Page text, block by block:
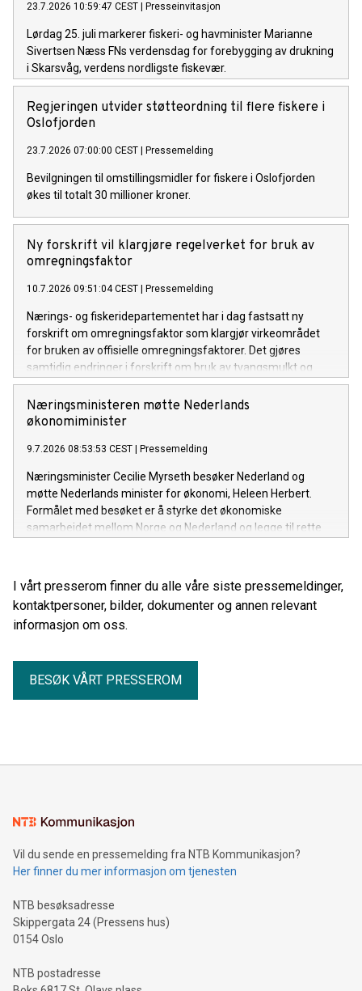
23.7.2026 10:59:47 CEST Presseinvitasjon
Lørdag 25. juli markerer fiskeri- og havminister Marianne
Sivertsen Næss FNs verdensdag for forebygging av drukning
i Skarsvåg, verdens nordligste fiskevær.
Regjeringen utvider støtteordning til flere fiskere i
Oslofjorden
23.7.2026 07:00:00 CEST Pressemelding
Bevilgningen til omstillingsmidler for fiskere i Oslofjorden
økes til totalt 30 millioner kroner.
Ny forskrift vil klargjøre regelverket for bruk av
omregningsfaktor
10.7.2026 09:51:04 CEST Pressemelding
Nærings- og fiskeridepartementet har i dag fastsatt ny
forskrift om omregningsfaktor som klargjør virkeområdet
for bruken av offisielle omregningsfaktorer. Det gjøres
samtidig endringer i forskrift om bruk av tvangsmulkt og
overtredelsesgebyr ved brudd på havressurslova og
deltakerloven, i tråd med sanksjonsreglene i den nye
forskriften.
Næringsministeren møtte Nederlands
økonomiminister
9.7.2026 08:53:53 CEST Pressemelding
Næringsminister Cecilie Myrseth besøker Nederland og
møtte Nederlands minister for økonomi, Heleen Herbert.
Formålet med besøket er å styrke det økonomiske
samarbeidet mellom Norge og Nederland og legge til rette
I vårt presserom finner du alle våre siste pressemeldinger,
kontaktpersoner, bilder, dokumenter og annen relevant
informasjon om oss.
BESØK VÅRT PRESSEROM
Vil du sende en pressemelding fra NTB Kommunikasjon?
Her finner du mer informasjon om tjenesten
NTB besøksadresse
Skippergata 24 (Pressens hus)
0154 Oslo
NTB postadresse